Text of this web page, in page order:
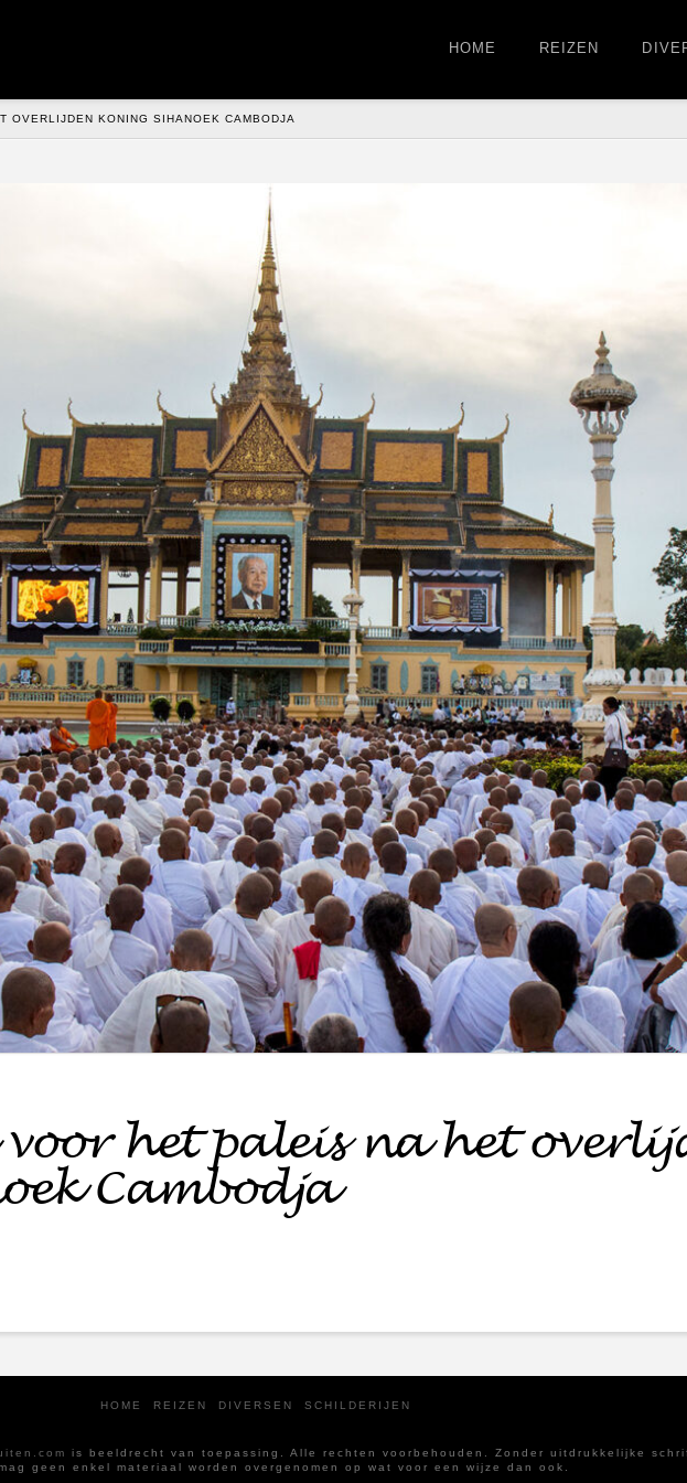
HOME REIZEN
OVERLIJDEN KONING SIHANOEK CAMBODJA
het paleis na het
Cambodja
HOME REIZEN DIVERSEN SCHILDERIJEN
is beeldrecht van toepassing. Alle rechten voorbehouden. Zonder uitdrukkelijke
geen enkel materiaal worden overgenomen op wat voor een wijze dan ook.